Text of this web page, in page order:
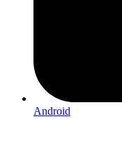
Android